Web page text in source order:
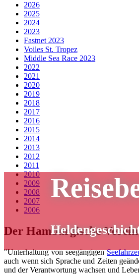
2026
2025
2024
2023
Fastnet 2023
Voiles St. Tropez
Middle Sea Race 2023
2022
2021
2020
2019
2018
2017
2016
2015
2014
2013
2012
2011
2010
2009
2008
2007
2006
Der Hamburgische
"Unterhaltung von seegängigen
auch wenn sich Sprache und Zeiten
und der Verantwortung wachsen und